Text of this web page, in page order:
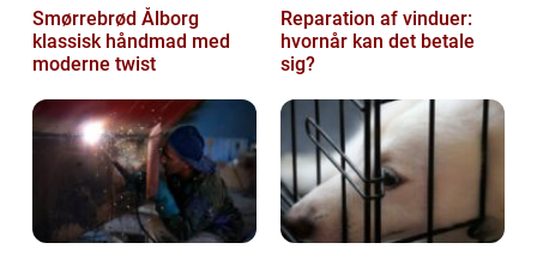
Smørrebrød Ålborg
klassisk håndmad med
moderne twist
Reparation af vinduer:
hvornår kan det betale
sig?